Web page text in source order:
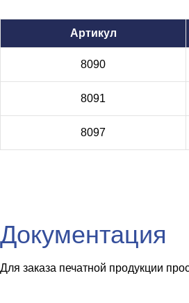
Артикул
8090
8091
8097
Документация
Для заказа печатной продукции